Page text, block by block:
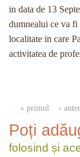
in data de 13
dumnealui ce va
localitate in care
activitatea de
Pagini
« primul ‹
Poți
folosind și